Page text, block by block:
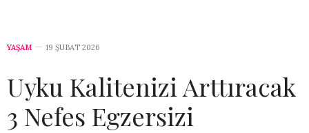
YAŞAM 19 ŞUBAT 2026
Uyku Kalitenizi Arttıracak
3 Nefes Egzersizi